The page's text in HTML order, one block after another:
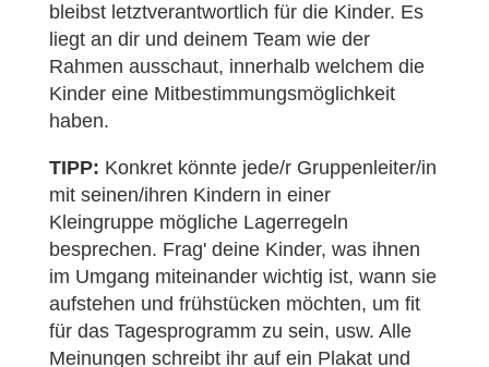
bleibst letztverantwortlich für die Kinder. Es
liegt an dir und deinem Team wie der
Rahmen ausschaut, innerhalb welchem die
Kinder eine Mitbestimmungsmöglichkeit
haben.
TIPP: Konkret könnte jede/r Gruppenleiter/in
mit seinen/ihren Kindern in einer
Kleingruppe mögliche Lagerregeln
besprechen. Frag' deine Kinder, was ihnen
im Umgang miteinander wichtig ist, wann sie
aufstehen und frühstücken möchten, um fit
für das Tagesprogramm zu sein, usw. Alle
Meinungen schreibt ihr auf ein Plakat und